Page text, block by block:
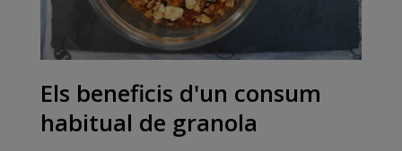
Els beneficis d'un consum
habitual de granola